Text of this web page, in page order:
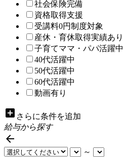
社会保険完備
資格取得支援
受講料0円制度対象
産休・育休取得実績あり
子育てママ・パパ活躍中
40代活躍中
50代活躍中
60代活躍中
動画有り
add_box さらに条件を追加
給与から探す

～